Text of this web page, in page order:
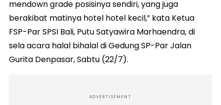
mendown grade posisinya sendiri, yang juga
berakibat matinya hotel hotel kecil,” kata Ketua
FSP-Par SPSI Bali, Putu Satyawira Marhaendra, di
sela acara halal bihalal di Gedung SP-Par Jalan
Gurita Denpasar, Sabtu (22/7).
ADVERTISEMENT